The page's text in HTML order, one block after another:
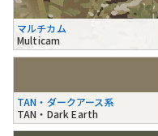
マルチカム
Multicam
TAN・ダークアース系
TAN・Dark Earth